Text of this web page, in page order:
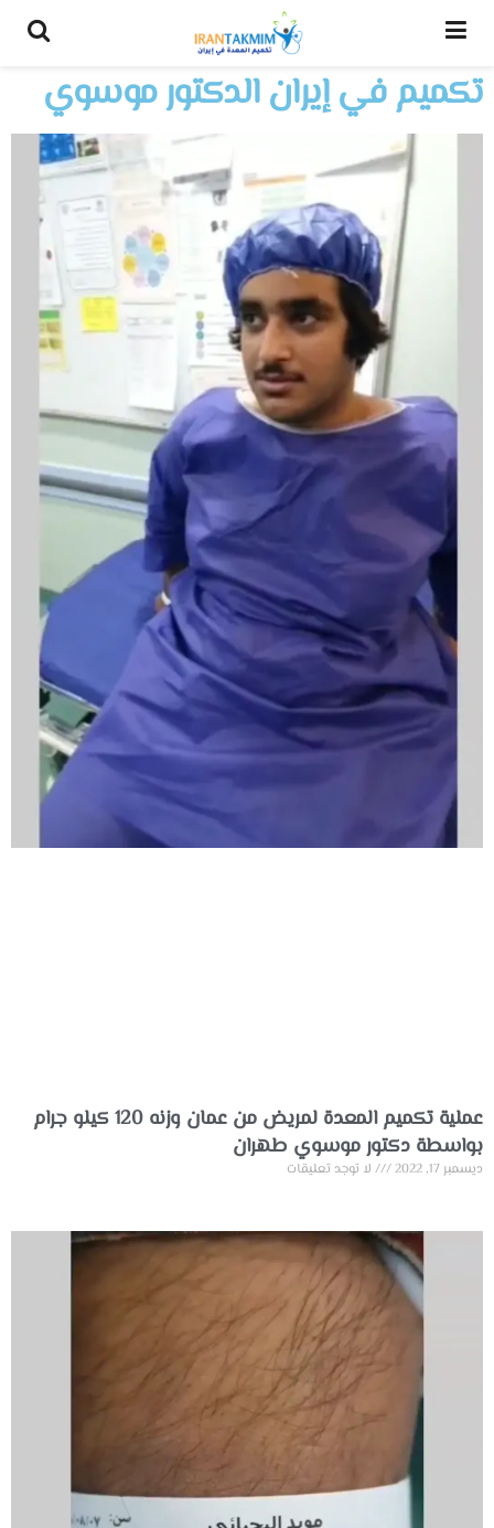
تكميم في إيران الدكتور موسوي
عملية تكميم المعدة لمريض من عمان وزنه 120 كيلو جرام
بواسطة دكتور موسوي طهران
ديسمبر 17, 2022 لا توجد تعليقات